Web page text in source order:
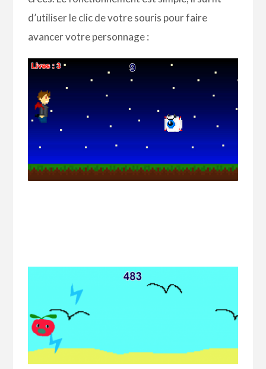
d’utiliser le clic de votre souris pour faire
avancer votre personnage :